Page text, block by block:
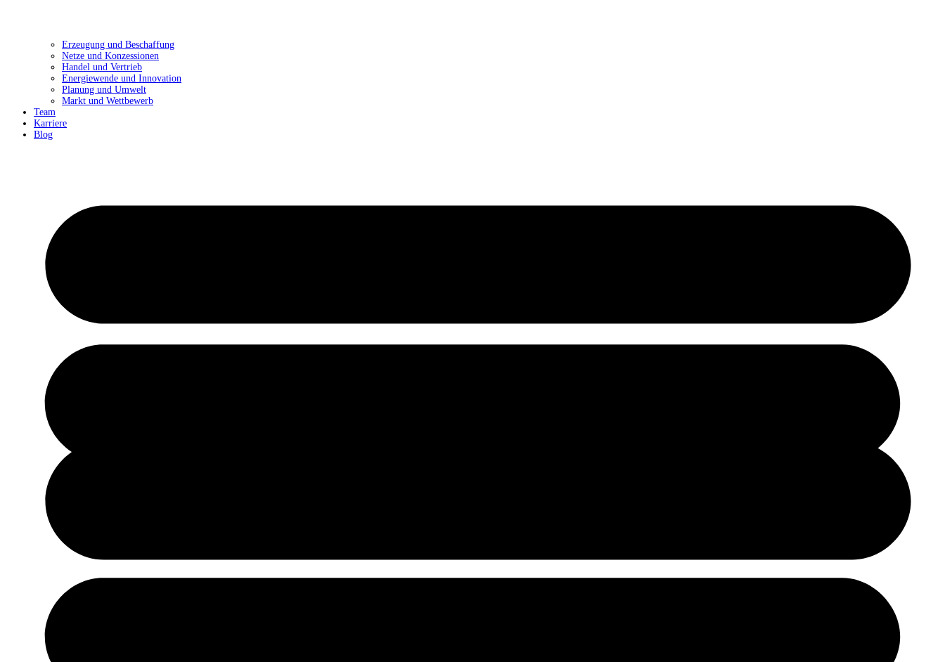
Erzeugung und Beschaffung
Netze und Konzessionen
Handel und Vertrieb
Energiewende und Innovation
Planung und Umwelt
Markt und Wettbewerb
Team
Karriere
Blog